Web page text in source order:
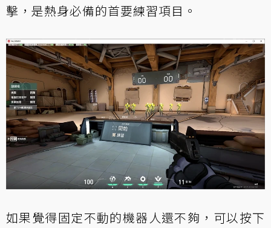
擊，是熱身必備的首要練習項目。
如果覺得固定不動的機器人還不夠，可以按下